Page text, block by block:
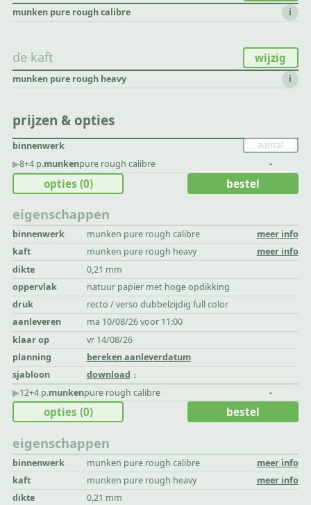
munken pure rough calibre i
de kaft wijzig
munken pure rough heavy i
prijzen & opties
binnenwerk
▶︎8+4 p.munkenpure rough calibre -
eigenschappen
binnenwerk munken pure rough calibre
meer info
kaft
munken pure rough heavy
meer info
dikte
0,21 mm
oppervlak
natuur papier met hoge opdikking
druk
recto / verso dubbelzijdig full color
aanleveren
ma 10/08/26 voor 11:00
klaar op
vr 14/08/26
planning
bereken aanleverdatum
sjabloon
download
opties (0) bestel
▶︎12+4 p.munkenpure rough calibre -
eigenschappen
binnenwerk munken pure rough calibre
meer info
kaft
munken pure rough heavy
meer info
dikte
0,21 mm
opties (0) bestel